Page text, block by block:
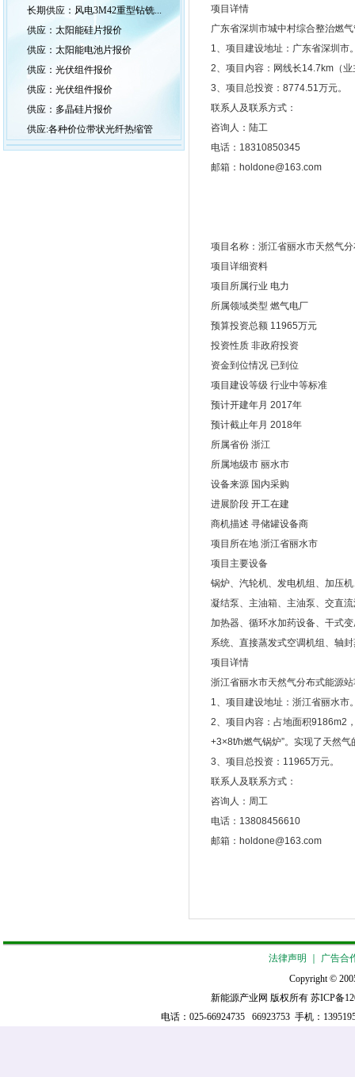
长期供应：风电3M42重型钻铣...
供应：太阳能硅片报价
供应：太阳能电池片报价
供应：光伏组件报价
供应：光伏组件报价
供应：多晶硅片报价
供应:各种价位带状光纤热缩管
项目详情
广东省深圳市城中村综合整治燃
1、项目建设地址：广东省深圳市
2、项目内容：网线长14.7km（
3、项目总投资：8774.51万元。
联系人及联系方式：
咨询人：陆工
电话：18310850345
邮箱：holdone@163.com
项目名称：浙江省丽水市天然气
项目详细资料
项目所属行业 电力
所属领域类型 燃气电厂
预算投资总额 11965万元
投资性质 非政府投资
资金到位情况 已到位
项目建设等级 行业中等标准
预计开建年月 2017年
预计截止年月 2018年
所属省份 浙江
所属地级市 丽水市
设备来源 国内采购
进展阶段 开工在建
商机描述 寻储罐设备商
项目所在地 浙江省丽水市
项目主要设备
锅炉、汽轮机、发电机组、加压
凝结泵、主油箱、主油泵、交直
加热器、循环水加药设备、干式
系统、直接蒸发式空调机组、轴
项目详情
浙江省丽水市天然气分布式能源
1、项目建设地址：浙江省丽水市
2、项目内容：占地面积9186m2
+3×8t/h燃气锅炉”。实现了天然
3、项目总投资：11965万元。
联系人及联系方式：
咨询人：周工
电话：13808456610
邮箱：holdone@163.com
法律声明
广告合
Copyright ©
新能源产业网 版权所有 苏ICP备
电话：025-66924735 66923753 手机：